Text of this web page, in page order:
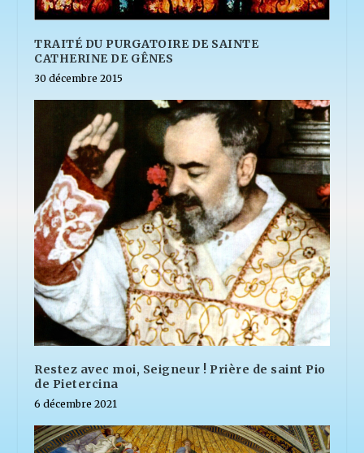
TRAITÉ DU PURGATOIRE DE SAINTE
CATHERINE DE GÊNES
30 décembre 2015
Restez avec moi, Seigneur ! Prière de saint Pio
de Pietercina
6 décembre 2021